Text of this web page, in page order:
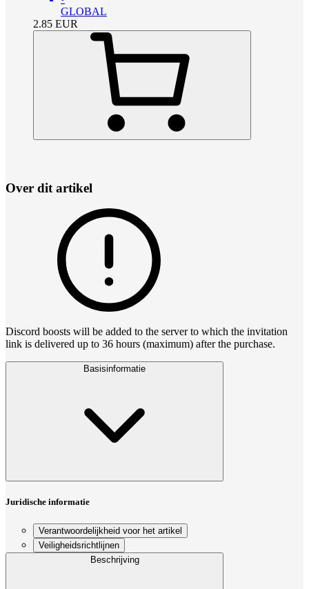
GLOBAL
2.85 EUR
Over dit artikel
Discord boosts will be added to the server to which the invitation
link is delivered up to 36 hours (maximum) after the purchase.
Basisinformatie
Juridische informatie
Verantwoordelijkheid voor het artikel
Veiligheidsrichtlijnen
Beschrijving